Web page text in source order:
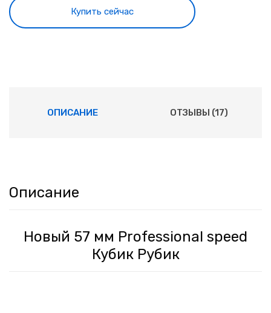
Купить сейчас
ОПИСАНИЕ ОТЗЫВЫ (17)
Описание
Новый 57 мм Professional speed
Кубик Рубик